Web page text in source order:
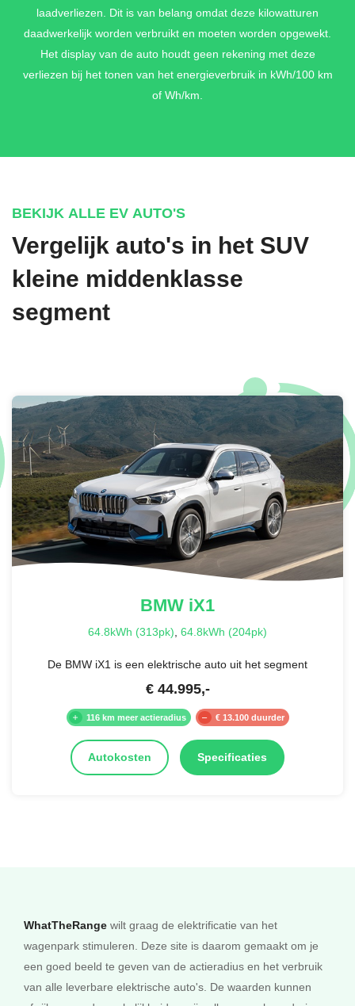
laadverliezen. Dit is van belang omdat deze kilowatturen
daadwerkelijk worden verbruikt en moeten worden opgewekt.
Het display van de auto houdt geen rekening met deze
verliezen bij het tonen van het energieverbruik in kWh/100 km
of Wh/km.
BEKIJK ALLE EV AUTO'S
Vergelijk auto's in het SUV
kleine middenklasse
segment
BMW iX1
64.8kWh (313pk), 64.8kWh (204pk)
De BMW iX1 is een elektrische auto uit het segment
€ 44.995,-
116 km meer actieradius € 13.100 duurder
Autokosten Specificaties
WhatTheRange wilt graag de elektrificatie van het
wagenpark stimuleren. Deze site is daarom gemaakt om je
een goed beeld te geven van de actieradius en het verbruik
van alle leverbare elektrische auto's. De waarden kunnen